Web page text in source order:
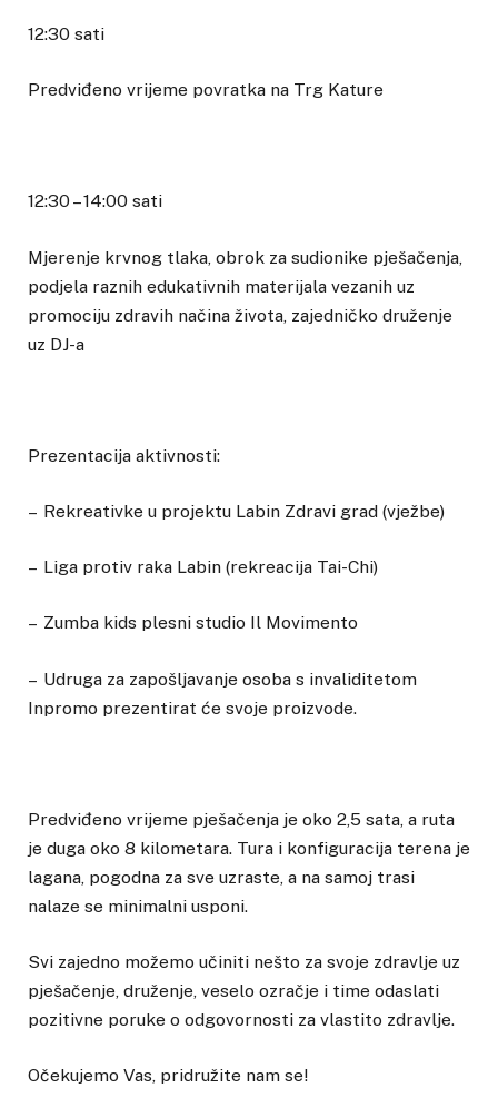
12:30 sati
Predviđeno vrijeme povratka na Trg Kature
12:30 – 14:00 sati
Mjerenje krvnog tlaka, obrok za sudionike pješačenja,
podjela raznih edukativnih materijala vezanih uz
promociju zdravih načina života, zajedničko druženje
uz DJ-a
Prezentacija aktivnosti:
– Rekreativke u projektu Labin Zdravi grad (vježbe)
– Liga protiv raka Labin (rekreacija Tai-Chi)
– Zumba kids plesni studio Il Movimento
– Udruga za zapošljavanje osoba s invaliditetom
Inpromo prezentirat će svoje proizvode.
Predviđeno vrijeme pješačenja je oko 2,5 sata, a ruta
je duga oko 8 kilometara. Tura i konfiguracija terena je
lagana, pogodna za sve uzraste, a na samoj trasi
nalaze se minimalni usponi.
Svi zajedno možemo učiniti nešto za svoje zdravlje uz
pješačenje, druženje, veselo ozračje i time odaslati
pozitivne poruke o odgovornosti za vlastito zdravlje.
Očekujemo Vas, pridružite nam se!